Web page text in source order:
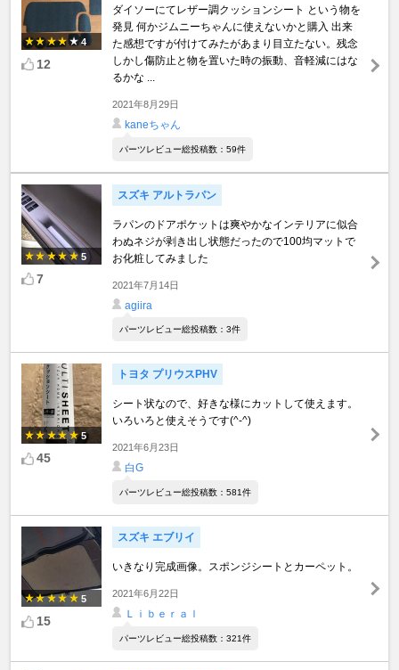
4
12
ダイソーにてレザー調クッションシート という物を
発見 何かジムニーちゃんに使えないかと購入 出来
た感想ですが付けてみたがあまり目立たない。残念
しかし傷防止と物を置いた時の振動、音軽減にはな
るかな ...
2021年8月29日
kaneちゃん
パーツレビュー総投稿数：59件
5
7
スズキ アルトラパン
ラパンのドアポケットは爽やかなインテリアに似合
わぬネジが剥き出し状態だったので100均マットで
お化粧してみました
2021年7月14日
agiira
パーツレビュー総投稿数：3件
5
45
トヨタ プリウスPHV
シート状なので、好きな様にカットして使えます。
いろいろと使えそうです(^-^)
2021年6月23日
白G
パーツレビュー総投稿数：581件
5
15
スズキ エブリイ
いきなり完成画像。スポンジシートとカーペット。
2021年6月22日
Ｌｉｂｅｒａｌ
パーツレビュー総投稿数：321件